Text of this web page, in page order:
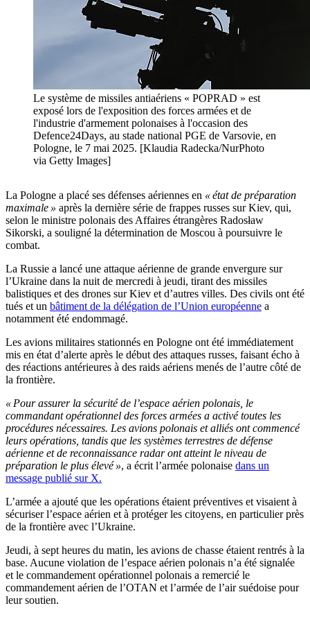
Le système de missiles antiaériens « POPRAD » est
exposé lors de l'exposition des forces armées et de
l'industrie d'armement polonaises à l'occasion des
Defence24Days, au stade national PGE de Varsovie, en
Pologne, le 7 mai 2025. [Klaudia Radecka/NurPhoto
via Getty Images]
La Pologne a placé ses défenses aériennes en « état de préparation
maximale » après la dernière série de frappes russes sur Kiev, qui,
selon le ministre polonais des Affaires étrangères Radosław
Sikorski, a souligné la détermination de Moscou à poursuivre le
combat.
La Russie a lancé une attaque aérienne de grande envergure sur
l’Ukraine dans la nuit de mercredi à jeudi, tirant des missiles
balistiques et des drones sur Kiev et d’autres villes. Des civils ont été
tués et un bâtiment de la délégation de l’Union européenne a
notamment été endommagé.
Les avions militaires stationnés en Pologne ont été immédiatement
mis en état d’alerte après le début des attaques russes, faisant écho à
des réactions antérieures à des raids aériens menés de l’autre côté de
la frontière.
« Pour assurer la sécurité de l’espace aérien polonais, le
commandant opérationnel des forces armées a activé toutes les
procédures nécessaires. Les avions polonais et alliés ont commencé
leurs opérations, tandis que les systèmes terrestres de défense
aérienne et de reconnaissance radar ont atteint le niveau de
préparation le plus élevé », a écrit l’armée polonaise dans un
message publié sur X.
L’armée a ajouté que les opérations étaient préventives et visaient à
sécuriser l’espace aérien et à protéger les citoyens, en particulier près
de la frontière avec l’Ukraine.
Jeudi, à sept heures du matin, les avions de chasse étaient rentrés à la
base. Aucune violation de l’espace aérien polonais n’a été signalée
et le commandement opérationnel polonais a remercié le
commandement aérien de l’OTAN et l’armée de l’air suédoise pour
leur soutien.